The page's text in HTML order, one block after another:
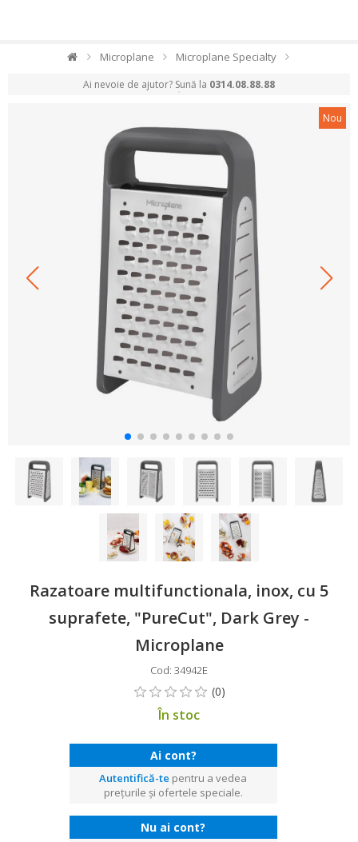
Microplane Microplane Specialty
Ai nevoie de ajutor? Sună la 0314.08.88.88
Nou
Razatoare multifunctionala, inox, cu 5
suprafete, "PureCut", Dark Grey -
Microplane
Cod: 34942E
În stoc
Ai cont?
Autentifică-te pentru a vedea
prețurile și ofertele speciale.
Nu ai cont?